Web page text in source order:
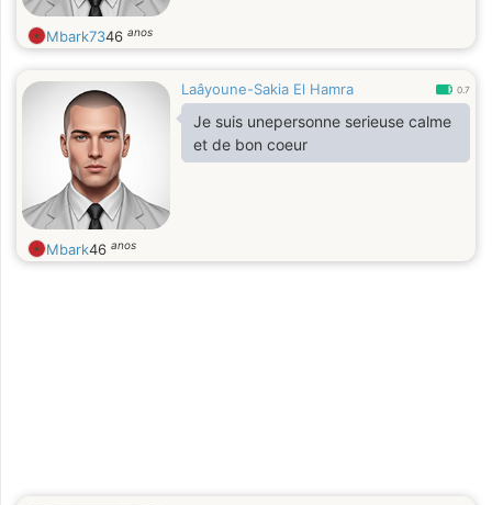
Mbark7346 anos
Laâyoune-Sakia El Hamra 0.7
Je suis unepersonne serieuse calme
et de bon coeur
Mbark46 anos